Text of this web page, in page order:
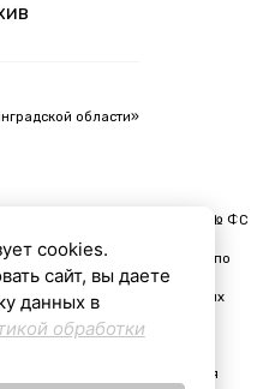
области»
массовой информации ЭЛ № ФС
Федеральной службой по
технологий и массовых
"Ленинградская областная
cookies.
сайт, вы даете
данных в
обработки